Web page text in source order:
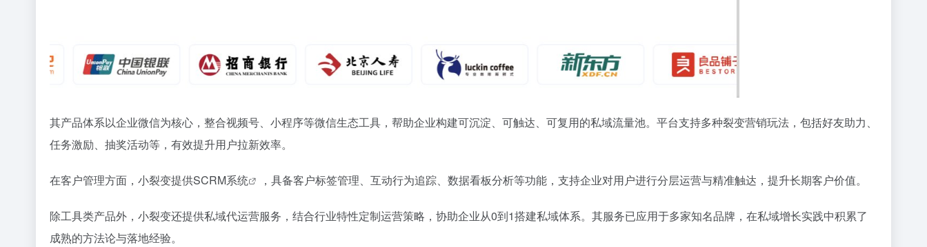
其产品体系以企业微信为核心，整合视频号、小程序等微信生态工具，帮助企业构建可沉淀、可触达、可复用的私域流量池。平台支持多种裂变营销玩法，包括好友助力、
任务激励、抽奖活动等，有效提升用户拉新效率。
在客户管理方面，小裂变提供SCRM系统 ，具备客户标签管理、互动行为追踪、数据看板分析等功能，支持企业对用户进行分层运营与精准触达，提升长期客户价值。
除工具类产品外，小裂变还提供私域代运营服务，结合行业特性定制运营策略，协助企业从0到1搭建私域体系。其服务已应用于多家知名品牌，在私域增长实践中积累了
成熟的方法论与落地经验。